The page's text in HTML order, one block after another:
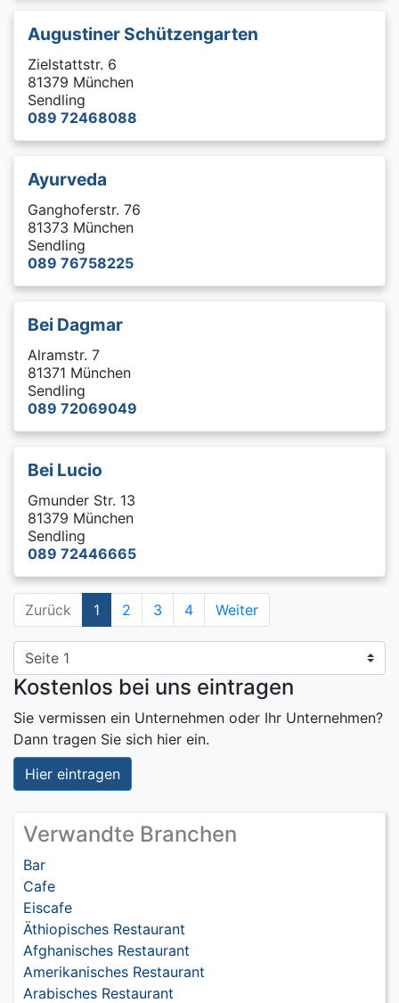
Augustiner Schützengarten
Zielstattstr. 6
81379 München
Sendling
089 72468088
Ayurveda
Ganghoferstr. 76
81373 München
Sendling
089 76758225
Bei Dagmar
Alramstr. 7
81371 München
Sendling
089 72069049
Bei Lucio
Gmunder Str. 13
81379 München
Sendling
089 72446665
Zurück 1 2 3 4 Weiter
Kostenlos bei uns eintragen
Sie vermissen ein Unternehmen oder Ihr Unternehmen?
Dann tragen Sie sich hier ein.
Hier eintragen
Verwandte Branchen
Bar
Cafe
Eiscafe
Äthiopisches Restaurant
Afghanisches Restaurant
Amerikanisches Restaurant
Arabisches Restaurant